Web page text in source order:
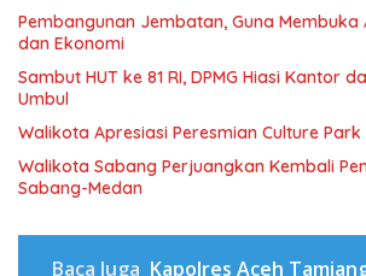
Pembangunan Jembatan, Guna Membuka
dan Ekonomi
Sambut HUT ke 81 RI, DPMG Hiasi Kantor
Umbul
Walikota Apresiasi Peresmian Culture
Walikota Sabang Perjuangkan Kembali
Sabang-Medan
Baca Juga Kapolres Aceh